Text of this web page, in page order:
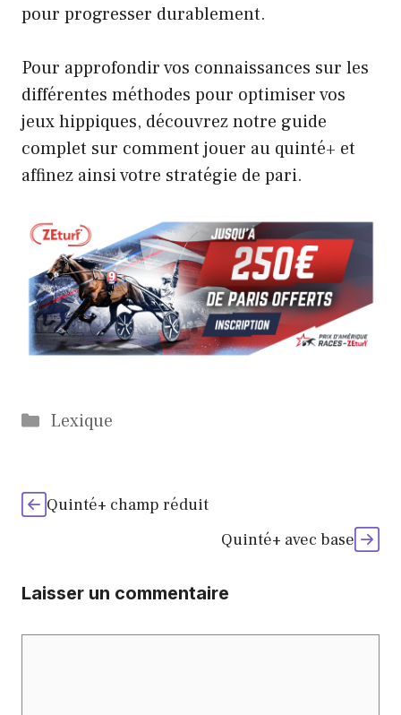
pour progresser durablement.
Pour approfondir vos connaissances sur les
différentes méthodes pour optimiser vos
jeux hippiques, découvrez notre guide
complet sur comment jouer au quinté+ et
affinez ainsi votre stratégie de pari.
Catégories
Lexique
Quinté+ champ réduit
Quinté+ avec base
Laisser un commentaire